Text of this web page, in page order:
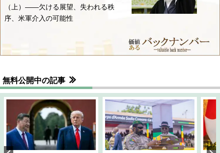
（上）――欠ける展望、失われる秩
序、米軍介入の可能性
無料公開中の記事